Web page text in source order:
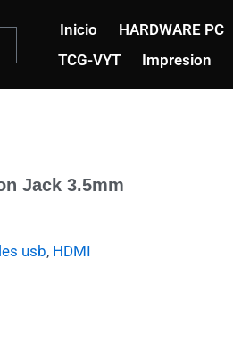
Inicio HARDWARE PC
TCG-VYT
Impresion
Jack 3.5mm
usb, HDMI